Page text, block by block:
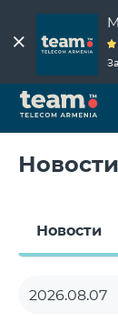
Новости
Новости